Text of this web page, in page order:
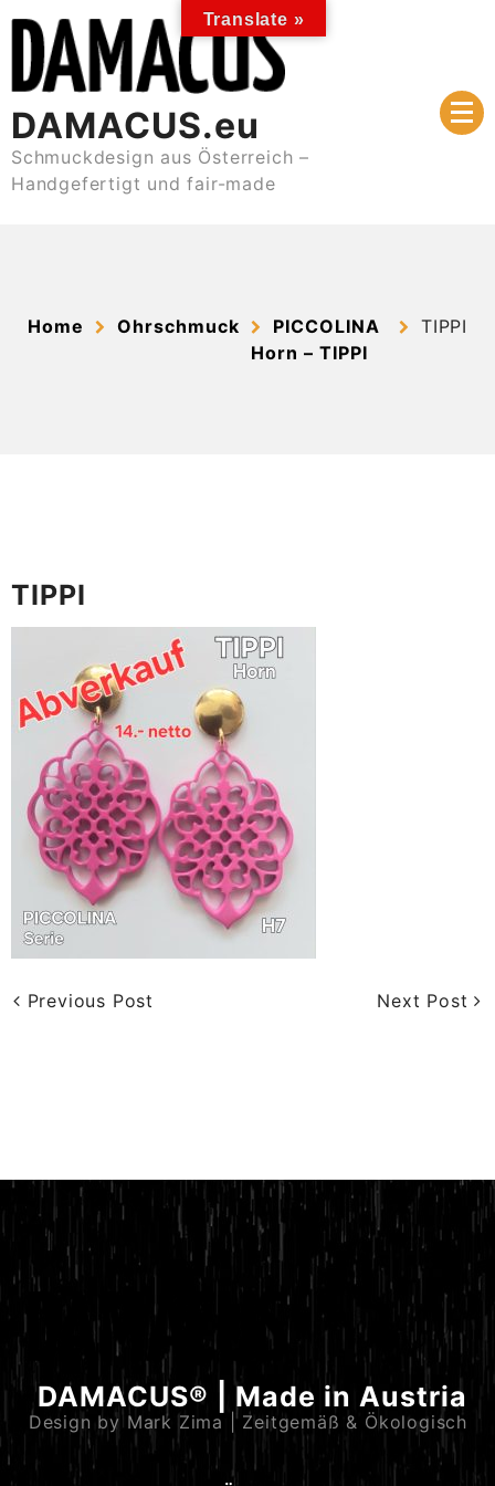
content
DAMACUS.eu
Schmuckdesign aus Österreich –
Handgefertigt und fair-made
Home Ohrschmuck
PICCOLINA
Horn – TIPPI
TIPPI
TIPPI
Previous Post Next Post
DAMACUS® | Made in Austria
Design by Mark Zima | Zeitgemäß & Ökologisch
Translate »